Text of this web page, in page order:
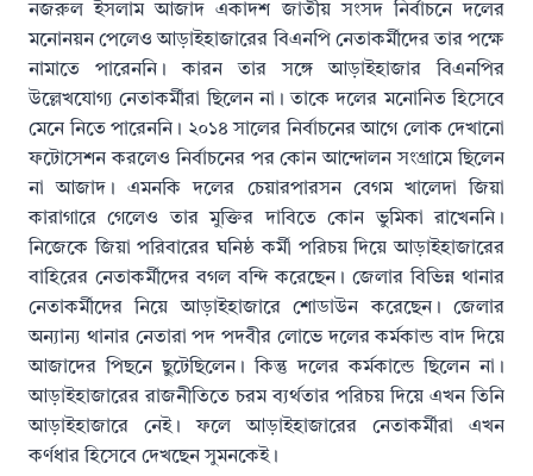
নজরুল ইসলাম আজাদ একাদশ জাতীয় সংসদ নির্বাচনে দলের
মনোনয়ন পেলেও আড়াইহাজারের বিএনপি নেতাকর্মীদের তার পক্ষে
নামাতে পারেননি। কারন তার সঙ্গে আড়াইহাজার বিএনপির
উল্লেখযোগ্য নেতাকর্মীরা ছিলেন না। তাকে দলের মনোনিত হিসেবে
মেনে নিতে পারেননি। ২০১৪ সালের নির্বাচনের আগে লোক দেখানো
ফটোসেশন করলেও নির্বাচনের পর কোন আন্দোলন সংগ্রামে ছিলেন
না আজাদ। এমনকি দলের চেয়ারপারসন বেগম খালেদা জিয়া
কারাগারে গেলেও তার মুক্তির দাবিতে কোন ভুমিকা রাখেননি।
নিজেকে জিয়া পরিবারের ঘনিষ্ঠ কর্মী পরিচয় দিয়ে আড়াইহাজারের
বাহিরের নেতাকর্মীদের বগল বন্দি করেছেন। জেলার বিভিন্ন থানার
নেতাকর্মীদের নিয়ে আড়াইহাজারে শোডাউন করেছেন। জেলার
অন্যান্য থানার নেতারা পদ পদবীর লোভে দলের কর্মকান্ড বাদ দিয়ে
আজাদের পিছনে ছুটেছিলেন। কিন্তু দলের কর্মকান্ডে ছিলেন না।
আড়াইহাজারের রাজনীতিতে চরম ব্যর্থতার পরিচয় দিয়ে এখন তিনি
আড়াইহাজারে নেই। ফলে আড়াইহাজারের নেতাকর্মীরা এখন
কর্ণধার হিসেবে দেখছেন সুমনকেই।